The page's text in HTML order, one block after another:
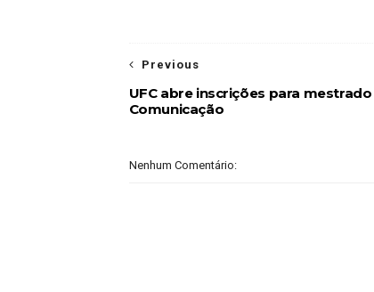
Previous
UFC abre inscrições para
Comunicação
Nenhum Comentário: